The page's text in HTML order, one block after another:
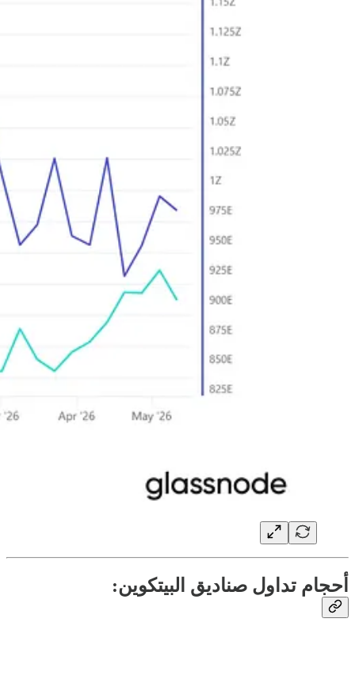
أحجام تداول صناديق البيتكوين: